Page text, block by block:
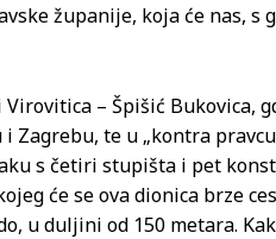
županije, koja će nas, s
– Špišić Bukovica,
Zagrebu, te u „kontra
s četiri stupišta i pet
će se ova dionica brze
u duljini od 150 metara.